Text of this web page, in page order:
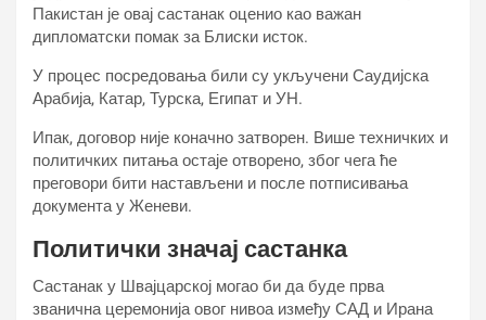
Пакистан је овај састанак оценио као важан
дипломатски помак за Блиски исток.
У процес посредовања били су укључени Саудијска
Арабија, Катар, Турска, Египат и УН.
Ипак, договор није коначно затворен. Више техничких и
политичких питања остаје отворено, због чега ће
преговори бити настављени и после потписивања
документа у Женеви.
Политички значај састанка
Састанак у Швајцарској могао би да буде прва
званична церемонија овог нивоа између САД и Ирана